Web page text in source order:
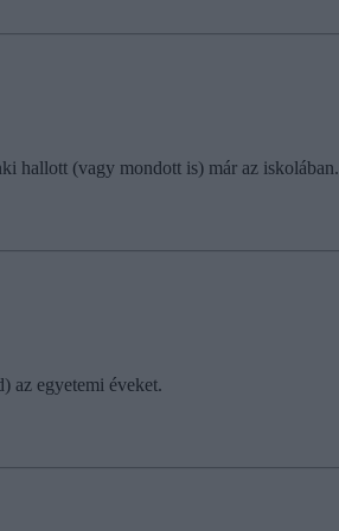
hallott (vagy mondott is) már az iskolában.
az egyetemi éveket.